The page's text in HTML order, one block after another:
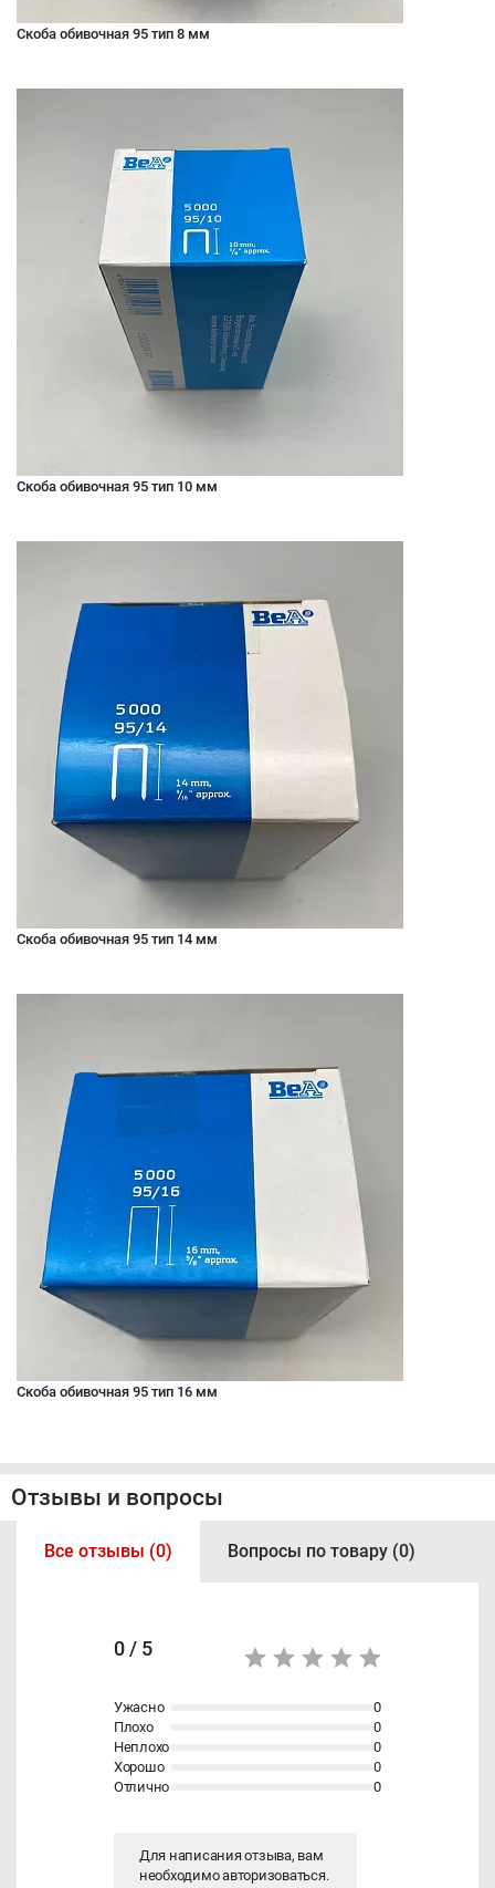
Скоба обивочная 95 тип 8 мм
Скоба обивочная 95 тип 10 мм
Скоба обивочная 95 тип 14 мм
Скоба обивочная 95 тип 16 мм
Отзывы и вопросы
Все отзывы (0) Вопросы по товару (0)
0 / 5
Ужасно
0
Плохо
0
Неплохо
0
Хорошо
0
Отлично
0
Для написания отзыва, вам
необходимоавторизоваться.